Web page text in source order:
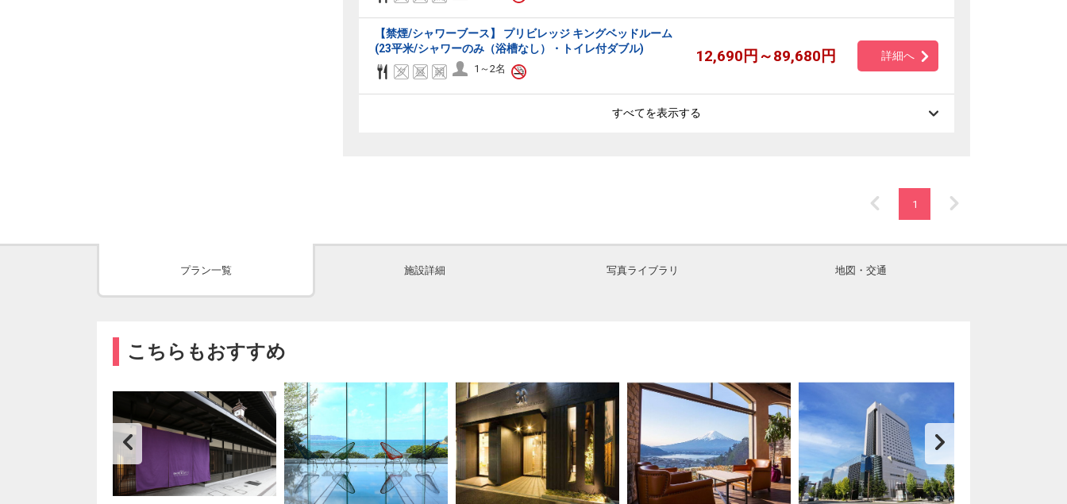
【禁煙/シャワーブース】 プリビレッジ キングベッドルーム
(23平米/シャワーのみ（浴槽なし）・トイレ付ダブル)
1～2名
12,690円～89,680円 詳細へ
すべてを表示する
1
プラン一覧 施設詳細 写真ライブラリ 地図・交通
こちらもおすすめ